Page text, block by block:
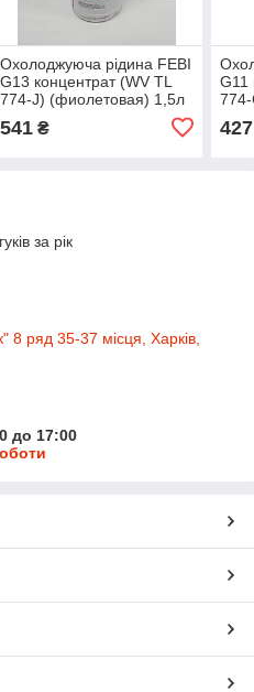
Охолоджуюча рідина FEBI
G13 концентрат (WV TL
774-J) (фиолетовая) 1,5л
541₴
G11
427
за рік
8 ряд 35-37 місця, Харків,
до 17:00